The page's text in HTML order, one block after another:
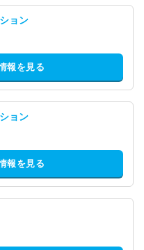
ョン
報を見る
ョン
報を見る